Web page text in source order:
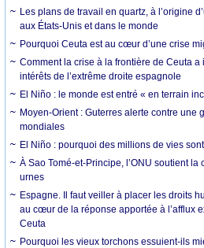
Les plans de travail en quartz, à l’origine
aux États-Unis et dans le monde
Pourquoi Ceuta est au cœur d’une crise
Comment la crise à la frontière de Ceuta
intérêts de l’extrême droite espagnole
El Niño : le monde est entré « en terrain
Moyen-Orient : Guterres alerte contre une
mondiales
El Niño : pourquoi des millions de vies
À Sao Tomé-et-Principe, l’ONU soutient
urnes
Espagne. Il faut veiller à placer les droits
au cœur de la réponse apportée à l’afflux
Ceuta
Pourquoi les vieux torchons essuient-ils